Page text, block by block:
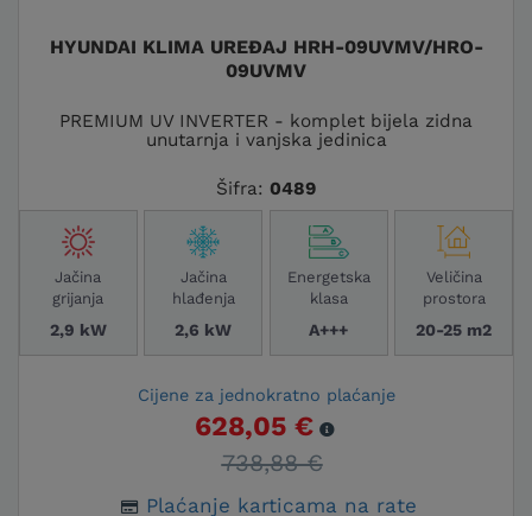
HYUNDAI KLIMA UREĐAJ HRH-09UVMV/HRO-
09UVMV
PREMIUM UV INVERTER - komplet bijela zidna
unutarnja i vanjska jedinica
Šifra: 0489
Jačina
grijanja
2,9 kW
Jačina
hlađenja
2,6 kW
Energetska
klasa
A+++
Veličina
prostora
20-25 m2
Cijene za jednokratno plaćanje
628,05 €
738,88 €
Plaćanje karticama na rate